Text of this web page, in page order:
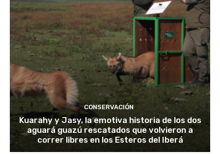
CONSERVACIÓN
Kuarahy y Jasy, la emotiva historia de los dos
aguará guazú rescatados que volvieron a
correr libres en los Esteros del Iberá